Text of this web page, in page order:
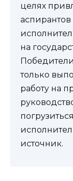
целях
на
только
работу на
источник.